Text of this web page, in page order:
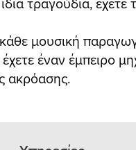
μουσική
έναν έμπειρο
ακρόασης.